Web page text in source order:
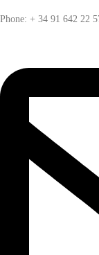
Phone: + 34 91 642 22